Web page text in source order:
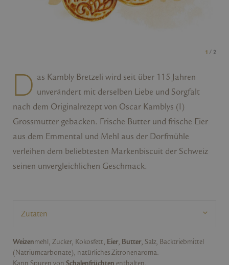
1 / 2
D as Kambly Bretzeli wird seit über 115 Jahren
unverändert mit derselben Liebe und Sorgfalt
nach dem Originalrezept von Oscar Kamblys (I)
Grossmutter gebacken. Frische Butter und frische Eier
aus dem Emmental und Mehl aus der Dorfmühle
verleihen dem beliebtesten Markenbiscuit der Schweiz
seinen unvergleichlichen Geschmack.
Weizenmehl, Zucker, Kokosfett, Eier, Butter, Salz, Backtriebmittel
( Natriumcarbonate), natürliches Zitronenaroma.